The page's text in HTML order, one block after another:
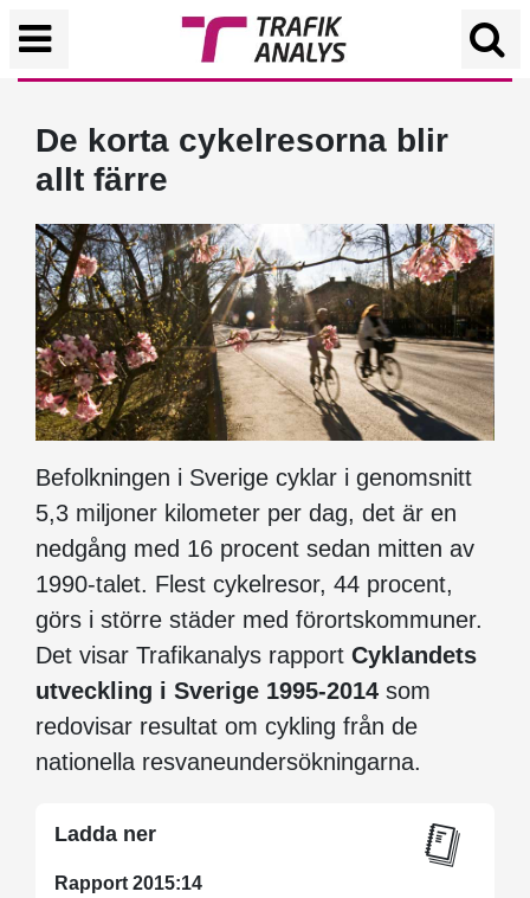
De korta cykelresorna blir
allt färre
Befolkningen i Sverige cyklar i genomsnitt
5,3 miljoner kilometer per dag, det är en
nedgång med 16 procent sedan mitten av
1990-talet. Flest cykelresor, 44 procent,
görs i större städer med förortskommuner.
Det visar Trafikanalys rapport Cyklandets
utveckling i Sverige 1995-2014 som
redovisar resultat om cykling från de
nationella resvaneundersökningarna.
Ladda ner
Rapport 2015:14